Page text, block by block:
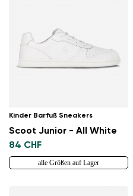
Kinder Barfuß Sneakers
Scoot Junior - All White
84 CHF
alle Größen auf Lager